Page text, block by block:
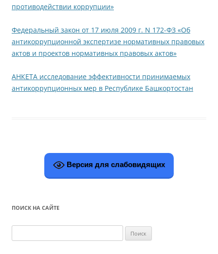
противодействии коррупции»
Федеральный закон от 17 июля 2009 г. N 172-ФЗ «Об
антикоррупционной экспертизе нормативных правовых
актов и проектов нормативных правовых актов»
АНКЕТА исследование эффективности принимаемых
антикоррупционных мер в Республике Башкортостан
Версия для слабовидящих
ПОИСК НА САЙТЕ
а